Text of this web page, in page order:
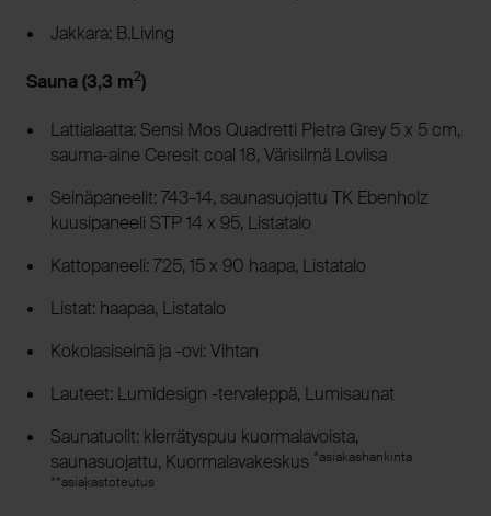
Jakkara: B.Living
Sauna (3,3 m2)
Lattialaatta: Sensi Mos Quadretti Pietra Grey 5 x 5 cm,
sauma-aine Ceresit coal 18, Värisilmä Loviisa
Seinäpaneelit: 743–14, saunasuojattu TK Ebenholz
kuusipaneeli STP 14 x 95, Listatalo
Kattopaneeli: 725, 15 x 90 haapa, Listatalo
Listat: haapaa, Listatalo
Kokolasiseinä ja -ovi: Vihtan
Lauteet: Lumidesign -tervaleppä, Lumisaunat
Saunatuolit: kierrätyspuu kuormalavoista,
saunasuojattu, Kuormalavakeskus *asiakashankinta
**asiakastoteutus